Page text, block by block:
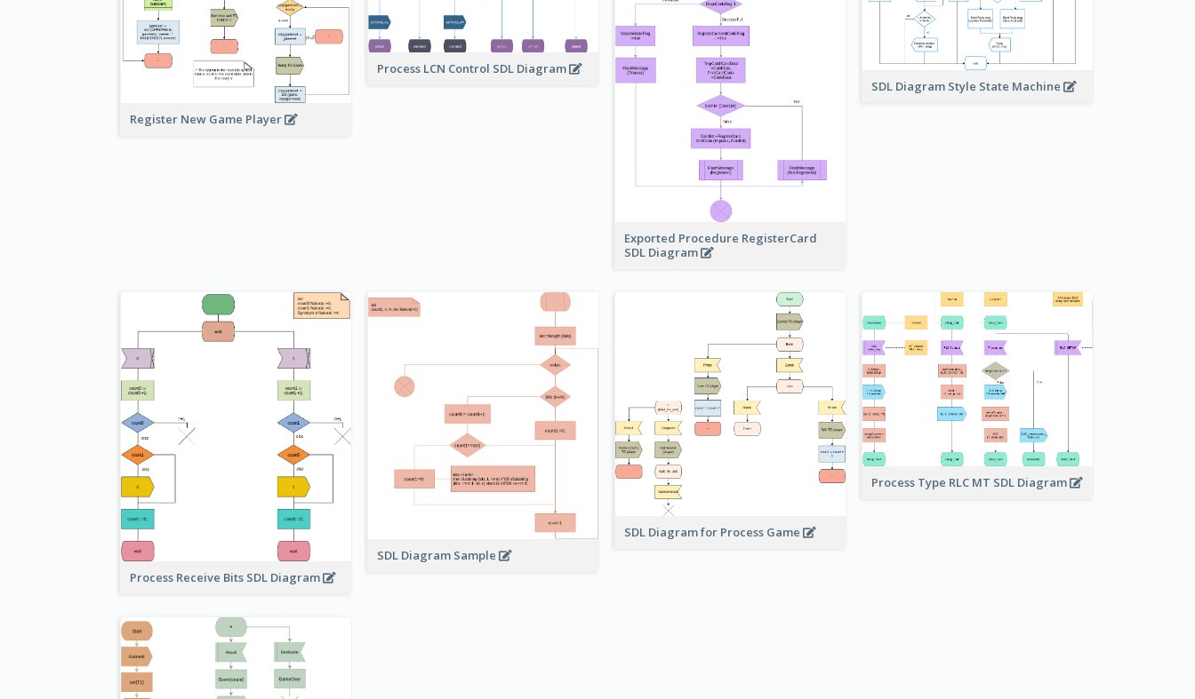
Register New Game Player
Process LCN Control SDL Diagram
Exported Procedure RegisterCard
SDL Diagram
SDL Diagram Style State Machine
Process Receive Bits SDL Diagram
SDL Diagram Sample
SDL Diagram for Process Game
Process Type RLC MT SDL Diagram